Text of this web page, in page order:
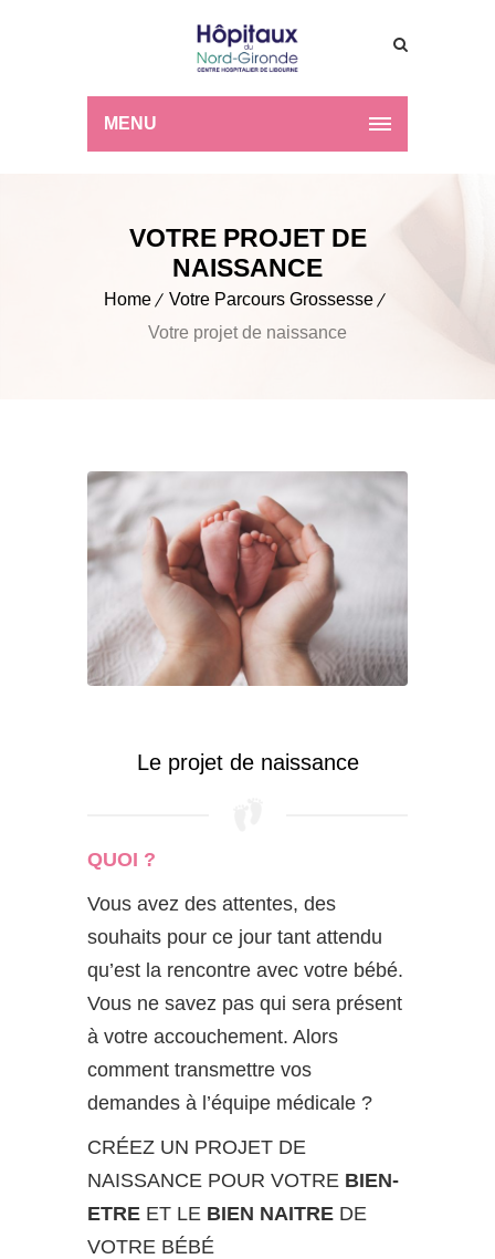
MENU
VOTRE PROJET DE
NAISSANCE
Home
Votre Parcours Grossesse
Votre projet de naissance
Le projet de naissance
QUOI ?
Vous avez des attentes, des
souhaits pour ce jour tant attendu
qu’est la rencontre avec votre bébé.
Vous ne savez pas qui sera présent
à votre accouchement. Alors
comment transmettre vos
demandes à l’équipe médicale ?
CRÉEZ UN PROJET DE
NAISSANCE POUR VOTRE BIEN-
ETRE ET LE BIEN NAITRE DE
VOTRE BÉBÉ